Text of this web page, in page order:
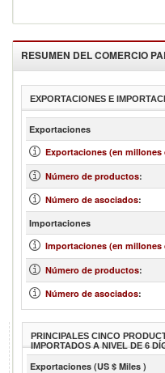
RESUMEN DEL COMERCIO
EXPORTACIONES E
Exportaciones
Exportaciones (en millones
Número de productos:
Número de asociados:
Importaciones
Importaciones (en millones
Número de productos:
Número de asociados:
PRINCIPALES CINCO
IMPORTADOS A NIVEL DE 6
Exportaciones (US $ Miles )